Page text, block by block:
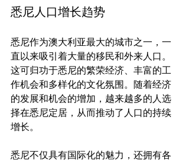
悉尼人口增长趋势
悉尼作为澳大利亚最大的城市之一，一
直以来吸引着大量的移民和外来人口。
这可归功于悉尼的繁荣经济、丰富的工
作机会和多样化的文化氛围。随着经济
的发展和机会的增加，越来越多的人选
择在悉尼定居，从而推动了人口的持续
增长。
悉尼不仅具有国际化的魅力，还拥有各